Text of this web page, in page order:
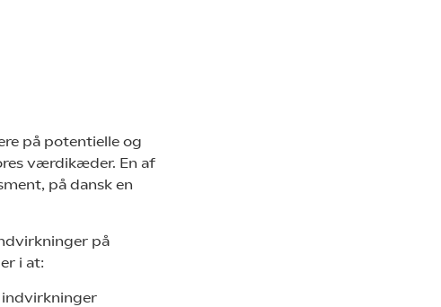
på potentielle og
værdikæder. En af
på dansk en
på
i at: